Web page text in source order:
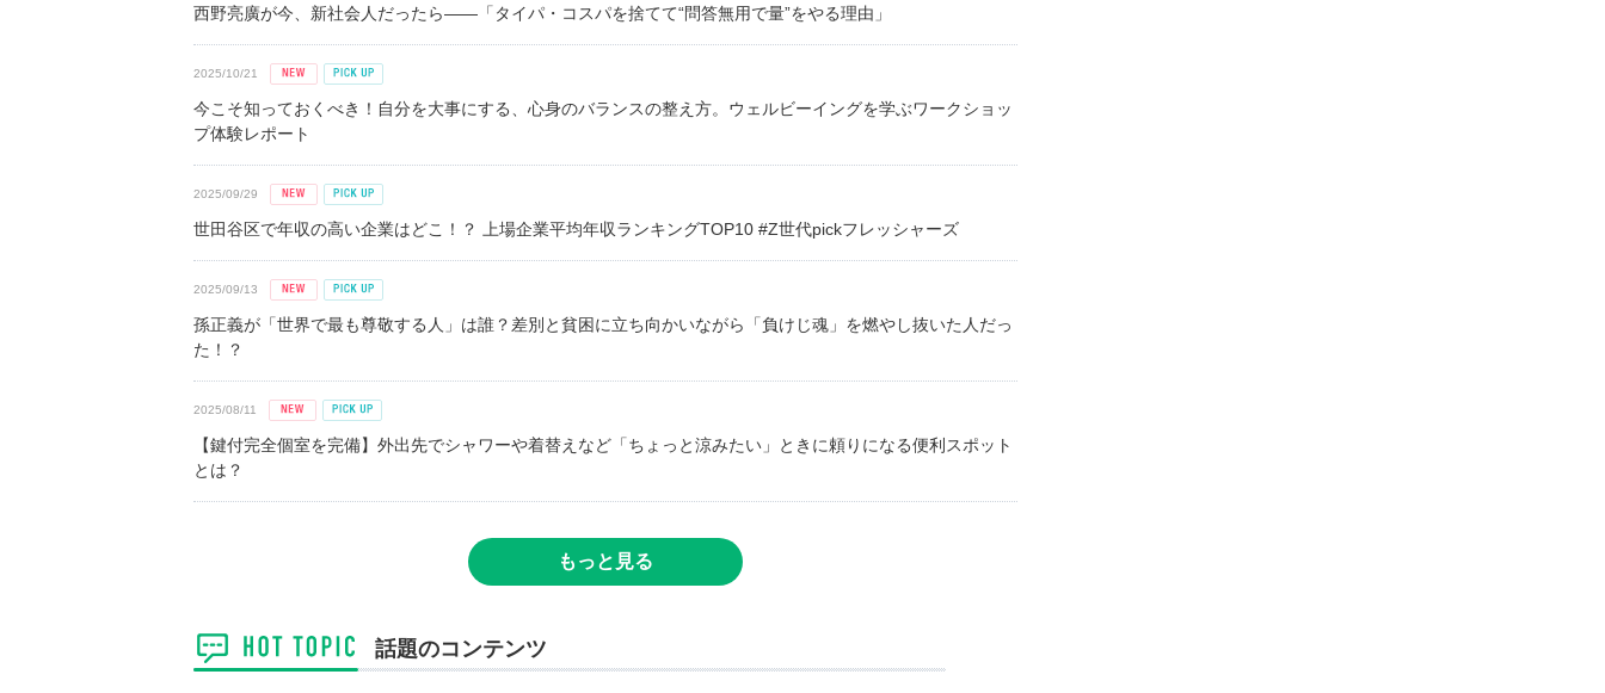
西野亮廣が今、新社会人だったら――「タイパ・コスパを捨てて“問答無用で量”をやる理由」
2025/10/21
今こそ知っておくべき！自分を大事にする、心身のバランスの整え方。ウェルビーイングを学ぶワークショッ
プ体験レポート
2025/09/29
世田谷区で年収の高い企業はどこ！？ 上場企業平均年収ランキングTOP10 #Z世代pickフレッシャーズ
2025/09/13
孫正義が「世界で最も尊敬する人」は誰？差別と貧困に立ち向かいながら「負けじ魂」を燃やし抜いた人だっ
た！？
2025/08/11
【鍵付完全個室を完備】外出先でシャワーや着替えなど「ちょっと涼みたい」ときに頼りになる便利スポット
とは？
もっと見る
話題のコンテンツ